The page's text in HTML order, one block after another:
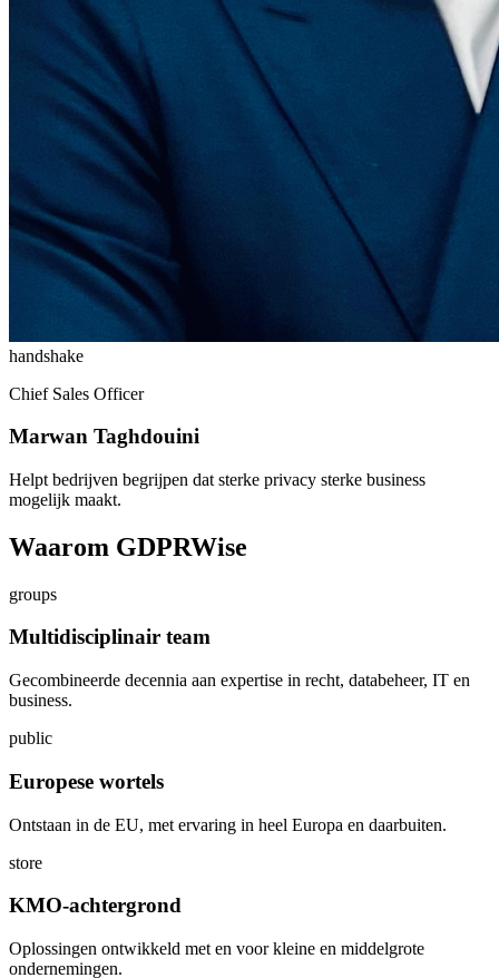
handshake
Chief Sales Officer
Marwan Taghdouini
Helpt bedrijven begrijpen dat sterke privacy sterke business
mogelijk maakt.
Waarom GDPRWise
groups
Multidisciplinair team
Gecombineerde decennia aan expertise in recht, databeheer, IT en
business.
public
Europese wortels
Ontstaan in de EU, met ervaring in heel Europa en daarbuiten.
store
KMO-achtergrond
Oplossingen ontwikkeld met en voor kleine en middelgrote
ondernemingen.